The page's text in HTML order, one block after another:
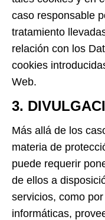
caso responsable
tratamiento
relación con los
cookies
Web.
3.
Más allá de los
materia de
puede requerir
de ellos a
servicios, como
informáticas,